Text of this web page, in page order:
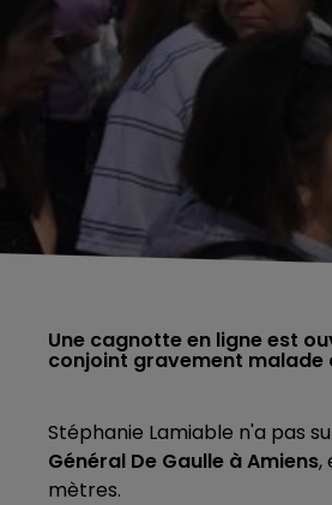
Une cagnotte en ligne est
conjoint gravement malade
Stéphanie Lamiable n'a pas
Général De Gaulle à Amiens,
mètres.